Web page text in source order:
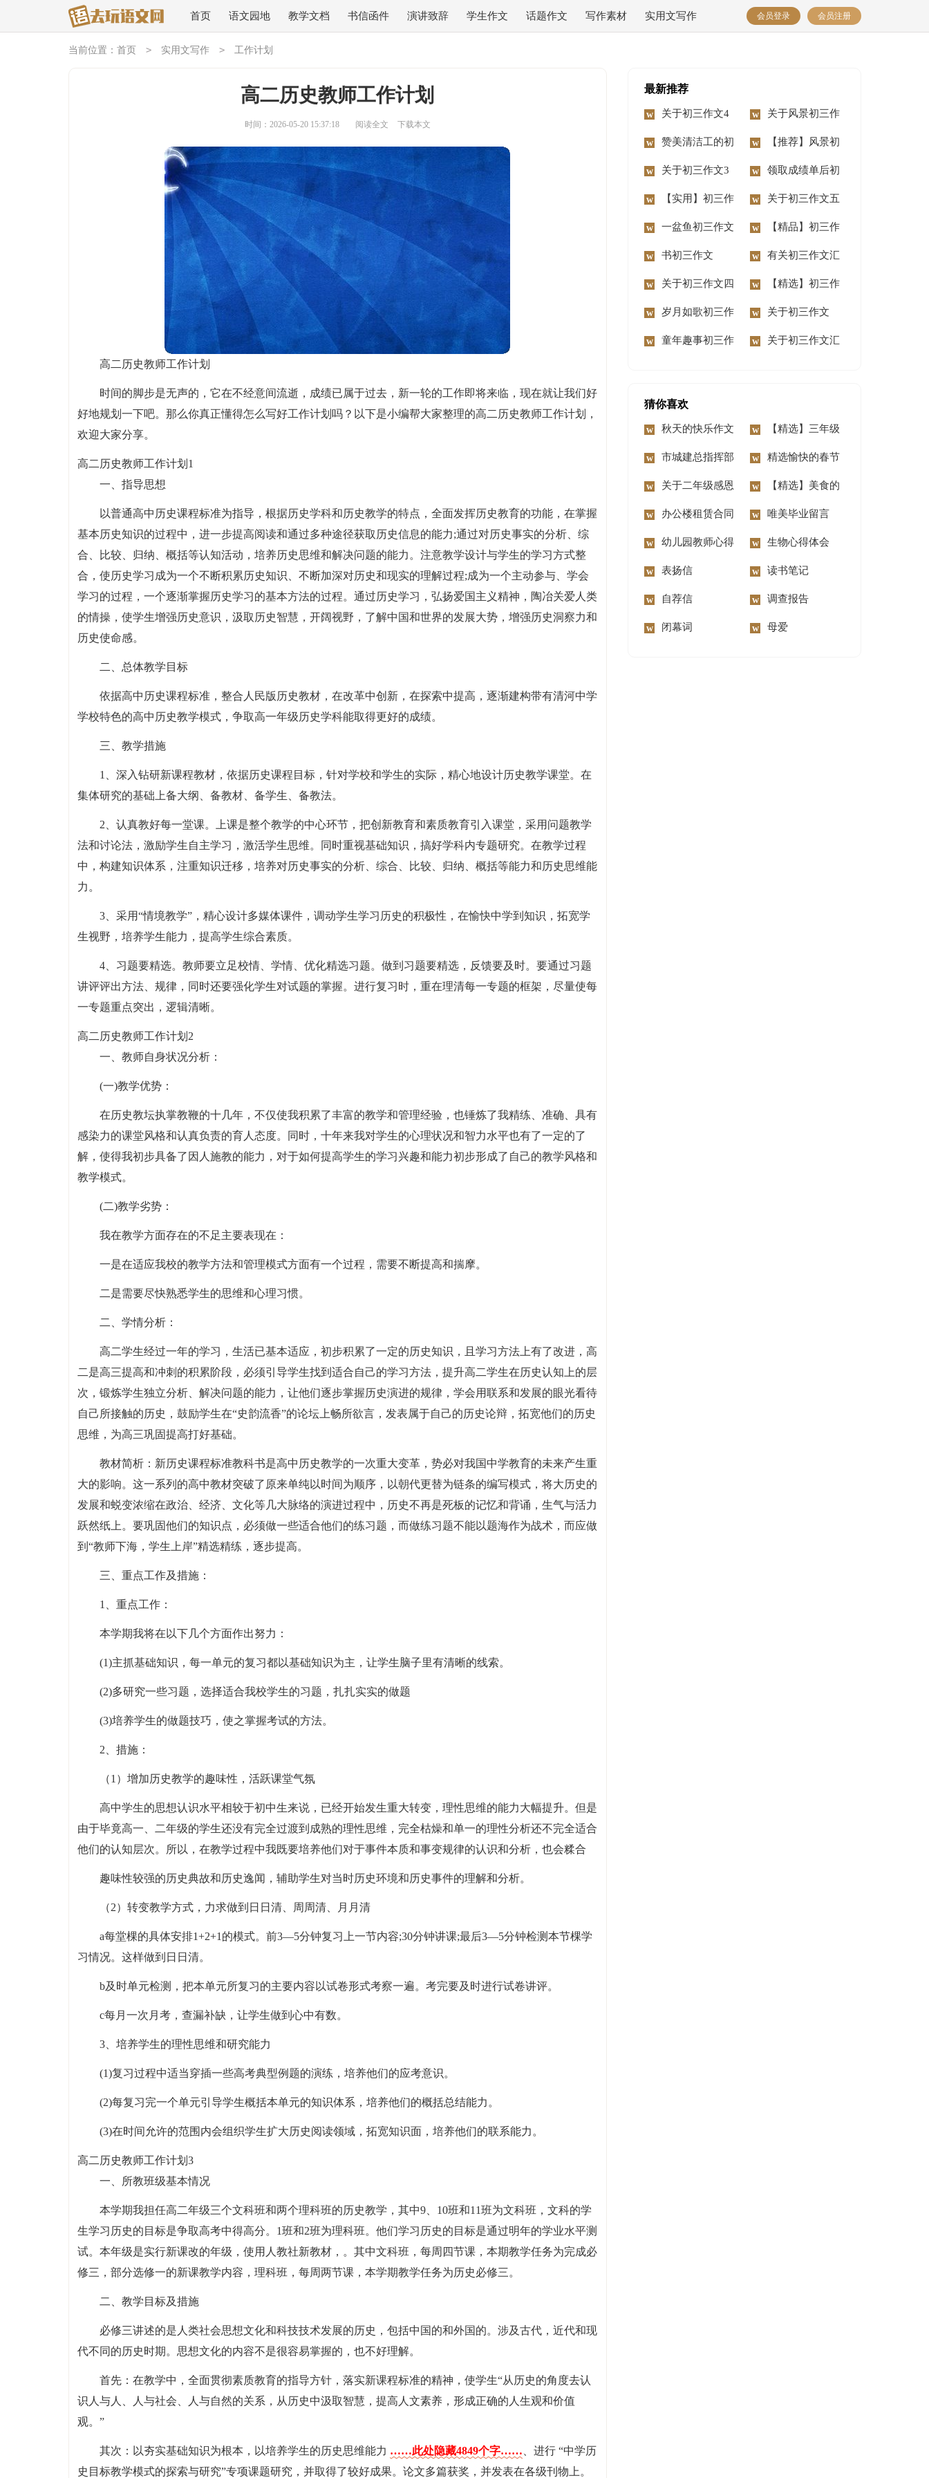
首页 语文园地 教学文档 书信函件 演讲致辞 学生作文 话题作文 写作素材 实用文写作 会员登录 会员注册
当前位置： 首页 > 实用文写作 > 工作计划
高二历史教师工作计划
时间：2026-05-20 15:37:18 阅读全文 下载本文
高二历史教师工作计划
时间的脚步是无声的，它在不经意间流逝，成绩已属于过去，新一轮的工作即将来临，现在就让我们好
好地规划一下吧。那么你真正懂得怎么写好工作计划吗？以下是小编帮大家整理的高二历史教师工作计划，
欢迎大家分享。
高二历史教师工作计划1
一、指导思想
以普通高中历史课程标准为指导，根据历史学科和历史教学的特点，全面发挥历史教育的功能，在掌握
基本历史知识的过程中，进一步提高阅读和通过多种途径获取历史信息的能力;通过对历史事实的分析、综
合、比较、归纳、概括等认知活动，培养历史思维和解决问题的能力。注意教学设计与学生的学习方式整
合，使历史学习成为一个不断积累历史知识、不断加深对历史和现实的理解过程;成为一个主动参与、学会
学习的过程，一个逐渐掌握历史学习的基本方法的过程。通过历史学习，弘扬爱国主义精神，陶冶关爱人类
的情操，使学生增强历史意识，汲取历史智慧，开阔视野，了解中国和世界的发展大势，增强历史洞察力和
历史使命感。
二、总体教学目标
依据高中历史课程标准，整合人民版历史教材，在改革中创新，在探索中提高，逐渐建构带有清河中学
学校特色的高中历史教学模式，争取高一年级历史学科能取得更好的成绩。
三、教学措施
1、深入钻研新课程教材，依据历史课程目标，针对学校和学生的实际，精心地设计历史教学课堂。在
集体研究的基础上备大纲、备教材、备学生、备教法。
2、认真教好每一堂课。上课是整个教学的中心环节，把创新教育和素质教育引入课堂，采用问题教学
法和讨论法，激励学生自主学习，激活学生思维。同时重视基础知识，搞好学科内专题研究。在教学过程
中，构建知识体系，注重知识迁移，培养对历史事实的分析、综合、比较、归纳、概括等能力和历史思维能
力。
3、采用“情境教学”，精心设计多媒体课件，调动学生学习历史的积极性，在愉快中学到知识，拓宽学
生视野，培养学生能力，提高学生综合素质。
4、习题要精选。教师要立足校情、学情、优化精选习题。做到习题要精选，反馈要及时。要通过习题
讲评评出方法、规律，同时还要强化学生对试题的掌握。进行复习时，重在理清每一专题的框架，尽量使每
一专题重点突出，逻辑清晰。
高二历史教师工作计划2
一、教师自身状况分析：
(一)教学优势：
在历史教坛执掌教鞭的十几年，不仅使我积累了丰富的教学和管理经验，也锤炼了我精练、准确、具有
感染力的课堂风格和认真负责的育人态度。同时，十年来我对学生的心理状况和智力水平也有了一定的了
解，使得我初步具备了因人施教的能力，对于如何提高学生的学习兴趣和能力初步形成了自己的教学风格和
教学模式。
(二)教学劣势：
我在教学方面存在的不足主要表现在：
一是在适应我校的教学方法和管理模式方面有一个过程，需要不断提高和揣摩。
二是需要尽快熟悉学生的思维和心理习惯。
二、学情分析：
高二学生经过一年的学习，生活已基本适应，初步积累了一定的历史知识，且学习方法上有了改进，高
二是高三提高和冲刺的积累阶段，必须引导学生找到适合自己的学习方法，提升高二学生在历史认知上的层
次，锻炼学生独立分析、解决问题的能力，让他们逐步掌握历史演进的规律，学会用联系和发展的眼光看待
自己所接触的历史，鼓励学生在“史韵流香”的论坛上畅所欲言，发表属于自己的历史论辩，拓宽他们的历史
思维，为高三巩固提高打好基础。
教材简析：新历史课程标准教科书是高中历史教学的一次重大变革，势必对我国中学教育的未来产生重
大的影响。这一系列的高中教材突破了原来单纯以时间为顺序，以朝代更替为链条的编写模式，将大历史的
发展和蜕变浓缩在政治、经济、文化等几大脉络的演进过程中，历史不再是死板的记忆和背诵，生气与活力
跃然纸上。要巩固他们的知识点，必须做一些适合他们的练习题，而做练习题不能以题海作为战术，而应做
到“教师下海，学生上岸”精选精练，逐步提高。
三、重点工作及措施：
1、重点工作：
本学期我将在以下几个方面作出努力：
(1)主抓基础知识，每一单元的复习都以基础知识为主，让学生脑子里有清晰的线索。
(2)多研究一些习题，选择适合我校学生的习题，扎扎实实的做题
(3)培养学生的做题技巧，使之掌握考试的方法。
2、措施：
（1）增加历史教学的趣味性，活跃课堂气氛
高中学生的思想认识水平相较于初中生来说，已经开始发生重大转变，理性思维的能力大幅提升。但是
由于毕竟高一、二年级的学生还没有完全过渡到成熟的理性思维，完全枯燥和单一的理性分析还不完全适合
他们的认知层次。所以，在教学过程中我既要培养他们对于事件本质和事变规律的认识和分析，也会糅合
趣味性较强的历史典故和历史逸闻，辅助学生对当时历史环境和历史事件的理解和分析。
（2）转变教学方式，力求做到日日清、周周清、月月清
a每堂棵的具体安排1+2+1的模式。前3—5分钟复习上一节内容;30分钟讲课;最后3—5分钟检测本节棵学
习情况。这样做到日日清。
b及时单元检测，把本单元所复习的主要内容以试卷形式考察一遍。考完要及时进行试卷讲评。
c每月一次月考，查漏补缺，让学生做到心中有数。
3、培养学生的理性思维和研究能力
(1)复习过程中适当穿插一些高考典型例题的演练，培养他们的应考意识。
(2)每复习完一个单元引导学生概括本单元的知识体系，培养他们的概括总结能力。
(3)在时间允许的范围内会组织学生扩大历史阅读领域，拓宽知识面，培养他们的联系能力。
高二历史教师工作计划3
一、所教班级基本情况
本学期我担任高二年级三个文科班和两个理科班的历史教学，其中9、10班和11班为文科班，文科的学
生学习历史的目标是争取高考中得高分。1班和2班为理科班。他们学习历史的目标是通过明年的学业水平测
试。本年级是实行新课改的年级，使用人教社新教材，。其中文科班，每周四节课，本期教学任务为完成必
修三，部分选修一的新课教学内容，理科班，每周两节课，本学期教学任务为历史必修三。
二、教学目标及措施
必修三讲述的是人类社会思想文化和科技技术发展的历史，包括中国的和外国的。涉及古代，近代和现
代不同的历史时期。思想文化的内容不是很容易掌握的，也不好理解。
首先：在教学中，全面贯彻素质教育的指导方针，落实新课程标准的精神，使学生“从历史的角度去认
识人与人、人与社会、人与自然的关系，从历史中汲取智慧，提高人文素养，形成正确的人生观和价值
观。”
其次：以夯实基础知识为根本，以培养学生的历史思维能力 ……此处隐藏4849个字…… 、进行 “中学历
史目标教学模式的探索与研究”专项课题研究，并取得了较好成果。论文多篇获奖，并发表在各级刊物上。
最新推荐
关于初三作文4
篇
关于风景初三作
文合集九篇
赞美清洁工的初
三学生作文
【推荐】风景初
三作文3篇
关于初三作文3
篇
领取成绩单后初
三作文
【实用】初三作
文汇编五篇
关于初三作文五
篇
一盆鱼初三作文 【精品】初三作
文合集七篇
书初三作文 有关初三作文汇
编九篇
关于初三作文四
篇
【精选】初三作
文汇总十篇
岁月如歌初三作
文
关于初三作文
300字三篇
童年趣事初三作 关于初三作文汇
猜你喜欢
秋天的快乐作文
15篇
【精选】三年级
介绍作文9篇
市城建总指挥部
上半年工作总结
精选愉快的春节
作文6篇
关于二年级感恩
的作文三篇
【精选】美食的
春节作文三篇
办公楼租赁合同 唯美毕业留言
（通用90句）
幼儿园教师心得
体会
生物心得体会
表扬信 读书笔记
自荐信 调查报告
闭幕词 母爱